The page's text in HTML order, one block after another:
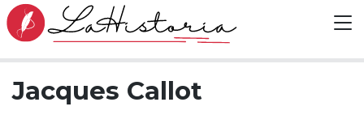
Jacques Callot